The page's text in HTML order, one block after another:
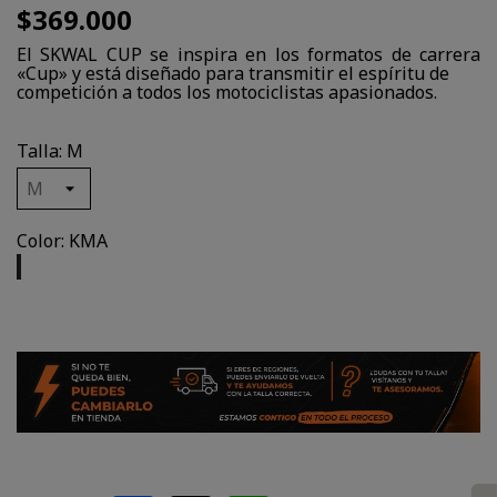
$369.000
El SKWAL CUP se inspira en los formatos de carrera
«Cup» y está diseñado para transmitir el espíritu de
competición a todos los motociclistas apasionados.
Talla: M
Color: KMA